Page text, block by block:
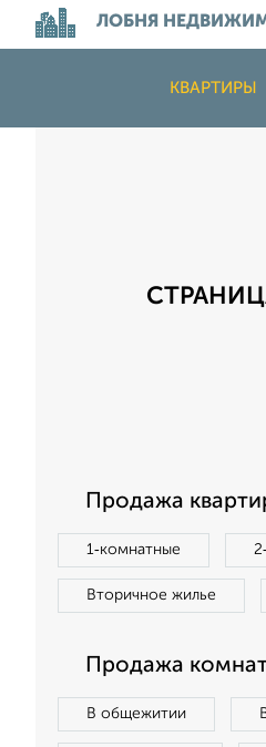
ЛОБНЯ
КВАРТИРЫ
Продажа
1‑комнатные
Вторичное жилье
Продажа
В общежитии